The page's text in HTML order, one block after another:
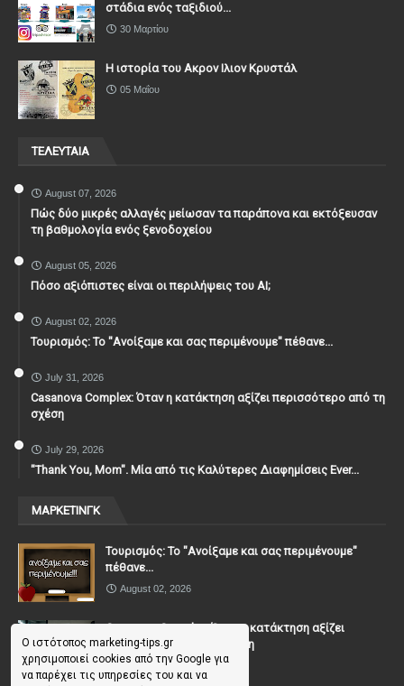
Ο ιστότοπος marketing-tips.gr
χρησιμοποιεί cookies από την Google για
να παρέχει τις υπηρεσίες του και να
στάδια ενός ταξιδιού...
30 Μαρτίου
Η ιστορία του Ακρον Ιλιον Κρυστάλ
05 Μαΐου
ΤΕΛΕΥΤΑΙΑ
August 07, 2026
Πώς δύο μικρές αλλαγές μείωσαν τα παράπονα και εκτόξευσαν
τη βαθμολογία ενός ξενοδοχείου
August 05, 2026
Πόσο αξιόπιστες είναι οι περιλήψεις του ΑΙ;
August 02, 2026
Τουρισμός: Το "Ανοίξαμε και σας περιμένουμε" πέθανε...
July 31, 2026
Casanova Complex: Όταν η κατάκτηση αξίζει περισσότερο από τη
σχέση
July 29, 2026
"Thank You, Mοm". Μία από τις Καλύτερες Διαφημίσεις Ever...
ΜΑΡΚΕΤΙΝΓΚ
Τουρισμός: Το "Ανοίξαμε και σας περιμένουμε"
πέθανε...
August 02, 2026
Casanova Complex: Όταν η κατάκτηση αξίζει
περισσότερο από τη σχέση
July 31, 2026